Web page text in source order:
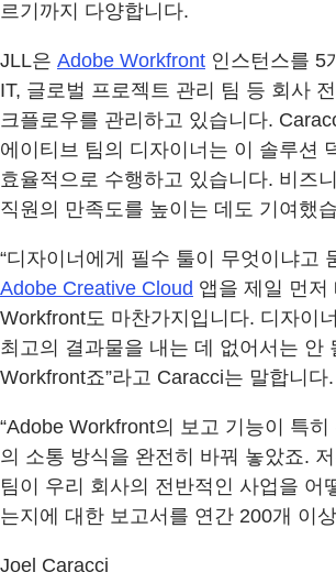
르기까지 다양합니다.
JLL은 Adobe Workfront 인스턴스를 5
IT, 글로벌 프로젝트 관리 팀 등 회사
크플로우를 관리하고 있습니다.
에이티브 팀의 디자이너는 이 솔루션
효율적으로 수행하고 있습니다. 비즈
직원의 만족도를 높이는 데도 기여했
“디자이너에게 필수 툴이 무엇이냐고
Adobe Creative Cloud 앱을 제일 먼저
Workfront도 마찬가지입니다. 디자이
최고의 결과물을 내는 데 없어서는 안
Workfront죠”라고 Caracci는 말합니다.
“Adobe Workfront의 보고 기능이 특히
의 소통 방식을 완전히 바꿔 놓았죠.
팀이 우리 회사의 전반적인 사업을 어
는지에 대한 보고서를 연간 200개 이
Joel Caracci